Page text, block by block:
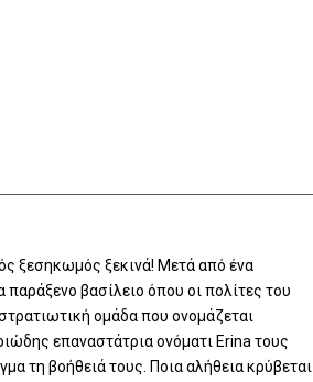
ξεσηκωμός ξεκινά! Μετά από ένα
βασίλειο όπου οι πολίτες του
ομάδα που ονομάζεται
επαναστάτρια ονόματι Erina τους
τη βοήθειά τους. Ποια αλήθεια κρύβεται